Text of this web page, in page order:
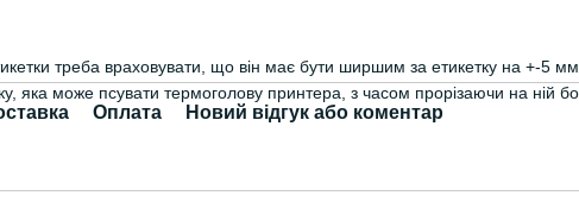
треба враховувати, що він має бути ширшим за етикетку на +-5
яка може псувати термоголову принтера, з часом прорізаючи на ній
Оплата Новий відгук або коментар